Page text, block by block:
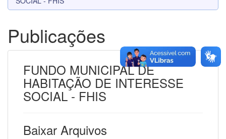
Publicações
FUNDO MUNICIPAL DE
HABITAÇÃO DE INTERESSE
SOCIAL - FHIS
Baixar Arquivos